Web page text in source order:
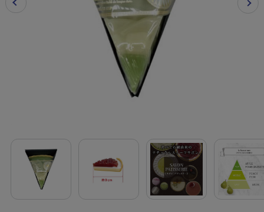
ご利用案内
よくあるご質問